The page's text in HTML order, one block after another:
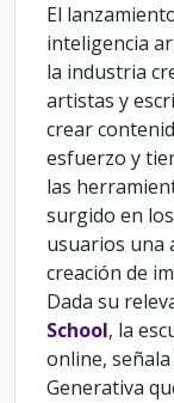
El
inteligencia
la industria
artistas y
crear
esfuerzo y
las
surgido en
usuarios una
creación de
Dada su
School, la
online,
Generativa